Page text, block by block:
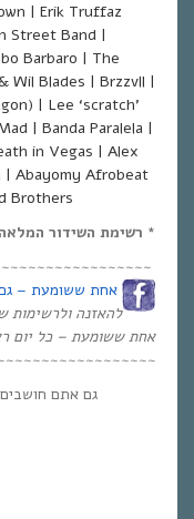
| Erik Truffaz
Street Band |
Barbaro | The
Wil Blades | Brzzvll |
| Lee ‘scratch’
| Banda Paralela |
in Vegas | Alex
| Abayomy Afrobeat
Brothers
* רשימת השידור המלאה
אחת ששומעת – גם
להאזנה ולרשימות
אחת ששומעת – כל יום
גם אתם